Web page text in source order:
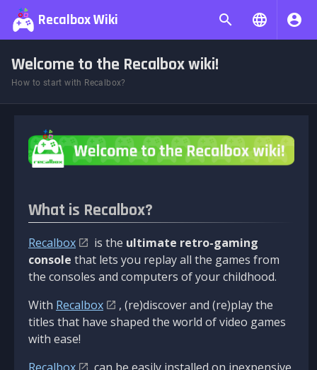
Recalbox Wiki
Welcome to the Recalbox wiki!
How to start with Recalbox?
What is Recalbox?
Recalbox is the ultimate retro-gaming
console that lets you replay all the games from
the consoles and computers of your childhood.
With Recalbox
, (re)discover and (re)play the
titles that have shaped the world of video games
with ease!